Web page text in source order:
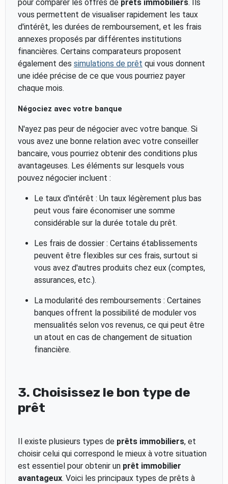
pour comparer les offres de prêts immobiliers. Ils
vous permettent de visualiser rapidement les taux
d'intérêt, les durées de remboursement, et les frais
annexes proposés par différentes institutions
financières. Certains comparateurs proposent
également des simulations de prêt qui vous donnent
une idée précise de ce que vous pourriez payer
chaque mois.
Négociez avec votre banque
N'ayez pas peur de négocier avec votre banque. Si
vous avez une bonne relation avec votre conseiller
bancaire, vous pourriez obtenir des conditions plus
avantageuses. Les éléments sur lesquels vous
pouvez négocier incluent :
Le taux d'intérêt : Un taux légèrement plus bas
peut vous faire économiser une somme
considérable sur la durée totale du prêt.
Les frais de dossier : Certains établissements
peuvent être flexibles sur ces frais, surtout si
vous avez d'autres produits chez eux (comptes,
assurances, etc.).
La modularité des remboursements : Certaines
banques offrent la possibilité de moduler vos
mensualités selon vos revenus, ce qui peut être
un atout en cas de changement de situation
financière.
3. Choisissez le bon type de
prêt
Il existe plusieurs types de prêts immobiliers, et
choisir celui qui correspond le mieux à votre situation
est essentiel pour obtenir un prêt immobilier
avantageux. Voici les principaux types de prêts à